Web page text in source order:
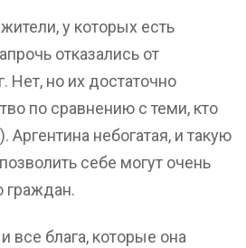
у которых есть
отказались от
Нет, но их достаточно
по сравнению с теми, кто
Аргентина небогатая, и такую
себе могут очень
граждан.
все блага, которые она